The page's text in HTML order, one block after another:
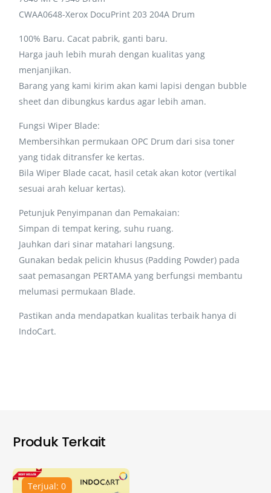
CWAA0648-Xerox DocuPrint 203 204A Drum
100% Baru. Cacat pabrik, ganti baru.
Harga jauh lebih murah dengan kualitas yang
menjanjikan.
Barang yang kami kirim akan kami lapisi dengan bubble
sheet dan dibungkus kardus agar lebih aman.
Fungsi Wiper Blade:
Membersihkan permukaan OPC Drum dari sisa toner
yang tidak ditransfer ke kertas.
Bila Wiper Blade cacat, hasil cetak akan kotor (vertikal
sesuai arah keluar kertas).
Petunjuk Penyimpanan dan Pemakaian:
Simpan di tempat kering, suhu ruang.
Jauhkan dari sinar matahari langsung.
Gunakan bedak pelicin khusus (Padding Powder) pada
saat pemasangan PERTAMA yang berfungsi membantu
melumasi permukaan Blade.
Pastikan anda mendapatkan kualitas terbaik hanya di
IndoCart.
Produk Terkait
Terjual: 0